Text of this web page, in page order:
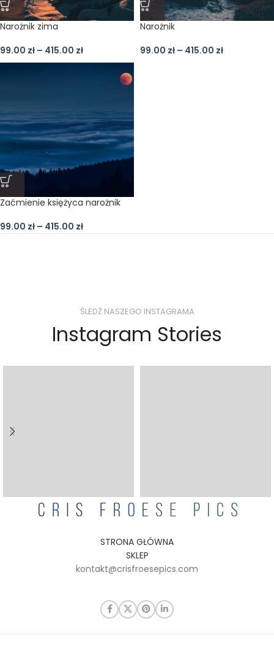
Narożnik zima
99.00 zł – 415.00 zł
Narożnik
99.00 zł – 415.00 zł
Zaćmienie księżyca narożnik
99.00 zł – 415.00 zł
ŚLEDŹ NASZEGO INSTAGRAMA
Instagram Stories
STRONA GŁÓWNA
SKLEP
kontakt@crisfroesepics.com